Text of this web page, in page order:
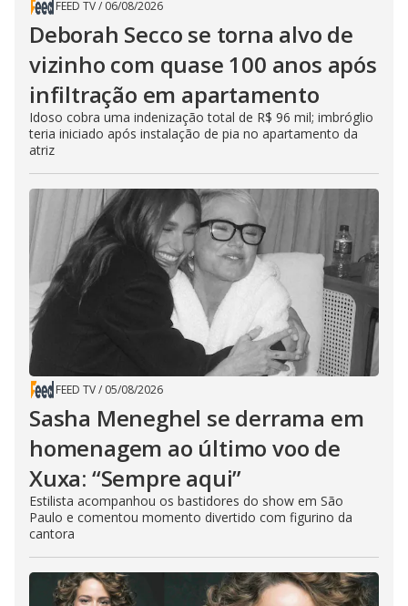
FEED TV/ 06/08/2026
Deborah Secco se torna alvo de
vizinho com quase 100 anos após
infiltração em apartamento
Idoso cobra uma indenização total de R$ 96 mil; imbróglio
teria iniciado após instalação de pia no apartamento da
atriz
FEED TV/ 05/08/2026
Sasha Meneghel se derrama em
homenagem ao último voo de
Xuxa: “Sempre aqui”
Estilista acompanhou os bastidores do show em São
Paulo e comentou momento divertido com figurino da
cantora